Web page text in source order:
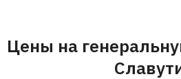
Цены на